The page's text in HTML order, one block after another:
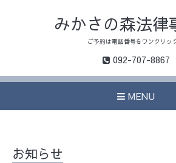
みかさの森法律
ご予約は電話番号をワンクリッ
092-707-8867
MENU
お知らせ